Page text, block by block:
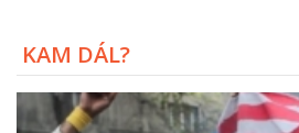
KAM DÁL?